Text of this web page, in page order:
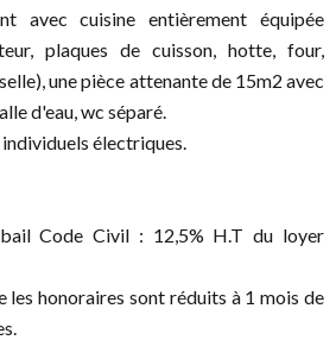
avec cuisine entièrement équipée
plaques de cuisson, hotte, four,
une pièce attenante de 15m2 avec
d'eau, wc séparé.
électriques.
Code Civil : 12,5% H.T du loyer
les honoraires sont réduits à 1 mois de